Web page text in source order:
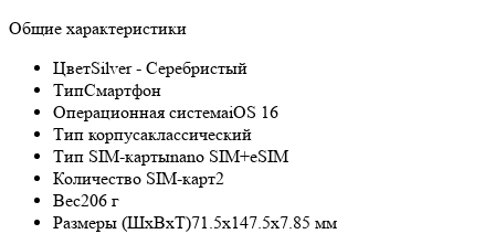
Общие характеристики
ЦветSilver - Серебристый
ТипСмартфон
Операционная системаiOS 16
Тип корпусаклассический
Тип SIM-картыnano SIM+eSIM
Количество SIM-карт2
Вес206 г
Размеры (ШxВxТ)71.5x147.5x7.85 мм